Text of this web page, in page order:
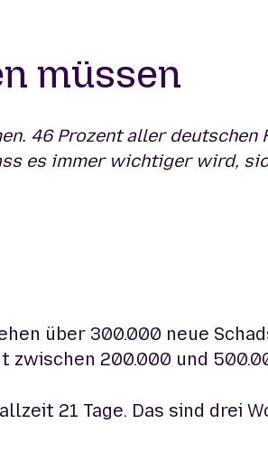
müssen
46 Prozent aller deutschen
es immer wichtiger wird,
über 300.000 neue
200.000 und
21 Tage. Das sind drei